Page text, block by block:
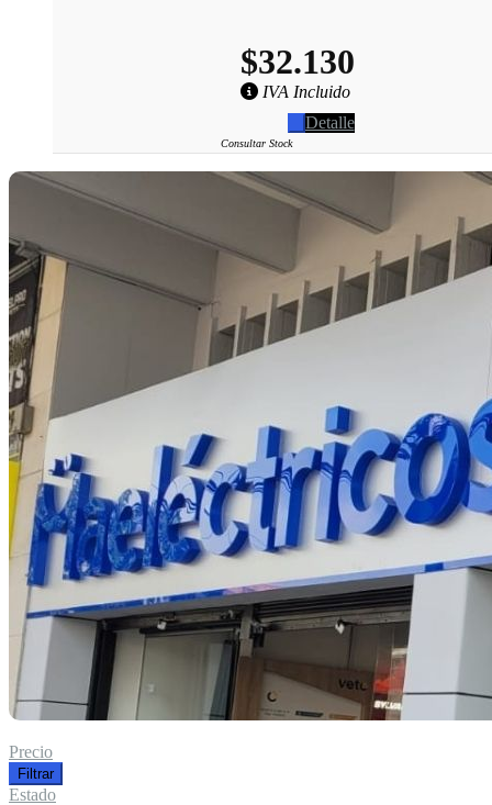
$32.130
IVA Incluido
Detalle
Consultar Stock
Precio
Filtrar
Estado